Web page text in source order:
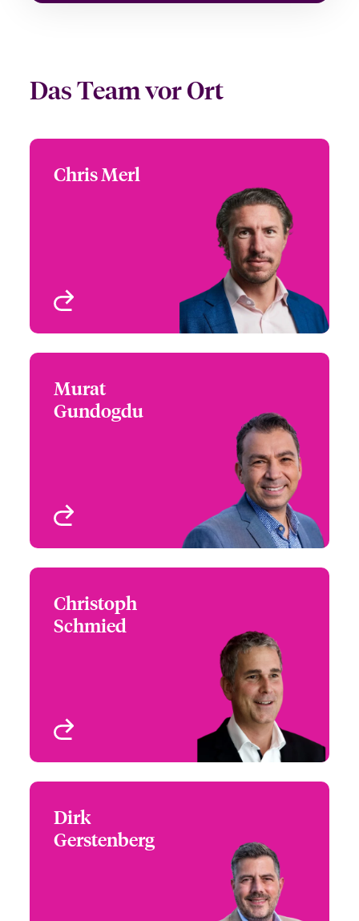
Das Team vor Ort
Chris Merl
Country Manager –
Germany, Austria &
Switzerland (DACH) &
Head of Partner
Engagement - DACH
München, Deutschland
Murat
Gundogdu
Digital Underwriter
Germany & Austria
München, Deutschland
+89 4520 54925
Christoph
Schmied
Product Specialist -
Management Liability
München, Deutschland
+49 894 5205 4958
Dirk
Gerstenberg
Digital Underwriter
Germany & Austria
Hamburg, Germany
+49 894 5205 4916